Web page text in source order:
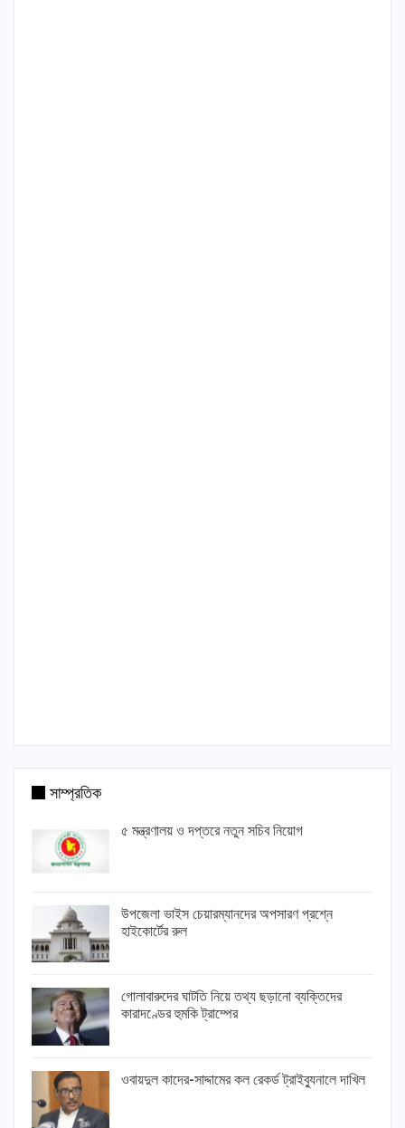
সাম্প্রতিক
৫ মন্ত্রণালয় ও দপ্তরে নতুন সচিব নিয়োগ
উপজেলা ভাইস চেয়ারম্যানদের অপসারণ প্রশ্নে
হাইকোর্টের রুল
গোলাবারুদের ঘাটতি নিয়ে তথ্য ছড়ানো ব্যক্তিদের
কারাদণ্ডের হুমকি ট্রাম্পের
ওবায়দুল কাদের-সাদ্দামের কল রেকর্ড ট্রাইব্যুনালে দাখিল